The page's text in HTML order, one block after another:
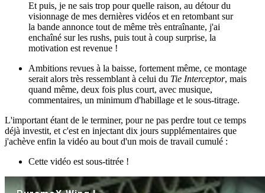
Et puis, je ne sais trop pour quelle raison, au détour du
visionnage de mes dernières vidéos et en retombant sur
la bande annonce tout de même très entraînante, j'ai
enchaîné sur les rushs, puis tout à coup surprise, la
motivation est revenue !
Ambitions revues à la baisse, fortement même, ce montage
serait alors très ressemblant à celui du Tie Interceptor, mais
quand même, deux fois plus court, avec musique,
commentaires, un minimum d'habillage et le sous-titrage.
L'important étant de le terminer, pour ne pas perdre tout ce temps
déjà investit, et c'est en injectant dix jours supplémentaires que
j'achève enfin la vidéo au bout d'un mois de travail cumulé :
Cette vidéo est sous-titrée !